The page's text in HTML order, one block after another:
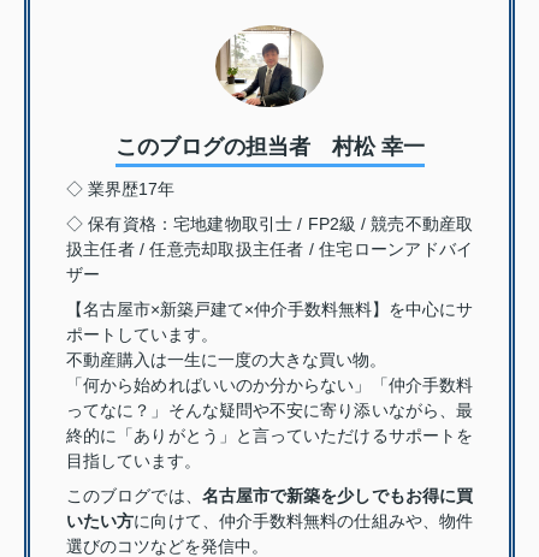
このブログの担当者 村松 幸一
◇ 業界歴17年
◇ 保有資格：宅地建物取引士 / FP2級 / 競売不動産取
扱主任者 / 任意売却取扱主任者 / 住宅ローンアドバイ
ザー
【名古屋市×新築戸建て×仲介手数料無料】を中心にサ
ポートしています。
不動産購入は一生に一度の大きな買い物。
「何から始めればいいのか分からない」「仲介手数料
ってなに？」そんな疑問や不安に寄り添いながら、最
終的に「ありがとう」と言っていただけるサポートを
目指しています。
このブログでは、 名古屋市で新築を少しでもお得に買
いたい方に向けて、仲介手数料無料の仕組みや、物件
選びのコツなどを発信中。